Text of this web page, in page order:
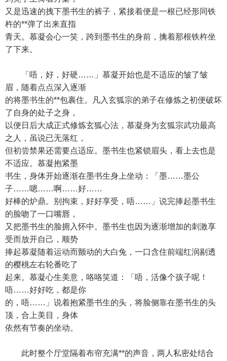
又是迅速的拽下墨书生的裤子，紧接着便是一根已经形同铁
杵的**弹了出来直指
青天。慕凝会心一笑，跨到墨书生的身前，擒着那根铁杵坐
了下来。
「唔，好，好硬……」慕凝开始也是不适应的皱了皱
眉，随着点点深入逐渐
的将墨书生的**包裹住。凡入玄狐宗的弟子在修炼之初便破坏
了自身的处子之身，
以便日后大成正式修炼玄狐心法，慕凝身为玄狐宗武功最高
之人，虽说已无落红，
但初尝禁果还需要点适应。墨书生也紧锁眉头，看上去也是
不适应。慕凝抱紧墨
书生，身体开始逐渐在墨书生身上坐动：「墨……墨公
子……嗯……啊……好……
好棒的炉鼎。别拘束，好好享受，唔……」说完捧起墨书生
的脸吻了一口嘴唇，
又把墨书生的脸拥入怀中。墨书生也因为逐渐增加的刺激享
受而放开自己，顺势
捧起慕凝随着运动而颤动的大白兔，一口含住前端红润剔透
的樱桃左右轮番吃了
起来。慕凝心生美意，咯咯笑道：「唔，活像个孩子呢！
唔……好好吃，都是你
的，唔……」说着抱紧墨书生的头，将脸侧靠在墨书生的头
顶，合上美目，身体
依然有节奏的坐动。
此时整个厅堂隔着布帘充满**的声音，两人私密处结合